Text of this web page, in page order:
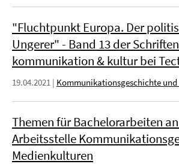
"Fluchtpunkt Europa. Der
Ungerer" - Band 13 der
kommunikation & kultur bei
19.04.2021 | Kommunikationsgeschichte
Themen für Bachelorarbeiten
Arbeitsstelle
Medienkulturen